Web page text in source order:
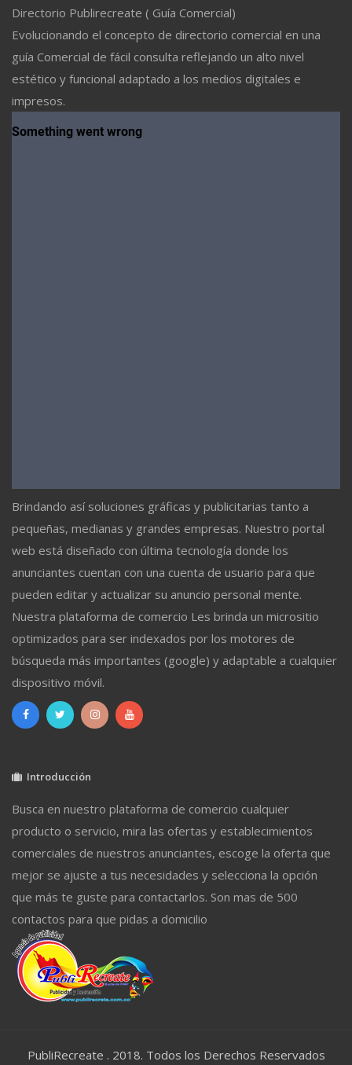
Directorio Publirecreate ( Guía Comercial)
Evolucionando el concepto de directorio comercial en una
guía Comercial de fácil consulta reflejando un alto nivel
estético y funcional adaptado a los medios digitales e
impresos.
Brindando así soluciones gráficas y publicitarias tanto a
pequeñas, medianas y grandes empresas. Nuestro portal
web está diseñado con última tecnología donde los
anunciantes cuentan con una cuenta de usuario para que
pueden editar y actualizar su anuncio personal mente.
Nuestra plataforma de comercio Les brinda un micrositio
optimizados para ser indexados por los motores de
búsqueda más importantes (google) y adaptable a cualquier
dispositivo móvil.
Introducción
Busca en nuestro plataforma de comercio cualquier
producto o servicio, mira las ofertas y establecimientos
comerciales de nuestros anunciantes, escoge la oferta que
mejor se ajuste a tus necesidades y selecciona la opción
que más te guste para contactarlos. Son mas de 500
contactos para que pidas a domicilio
PubliRecreate . 2018. Todos los Derechos Reservados